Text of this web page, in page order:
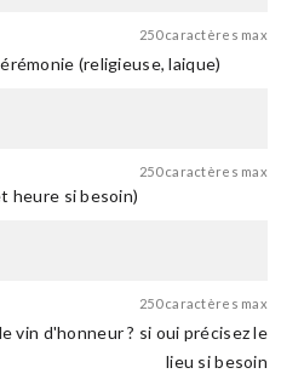
250 caractères max
(religieuse, laique)
250 caractères max
heure si besoin)
250 caractères max
vin d'honneur ? si oui précisez le
lieu si besoin